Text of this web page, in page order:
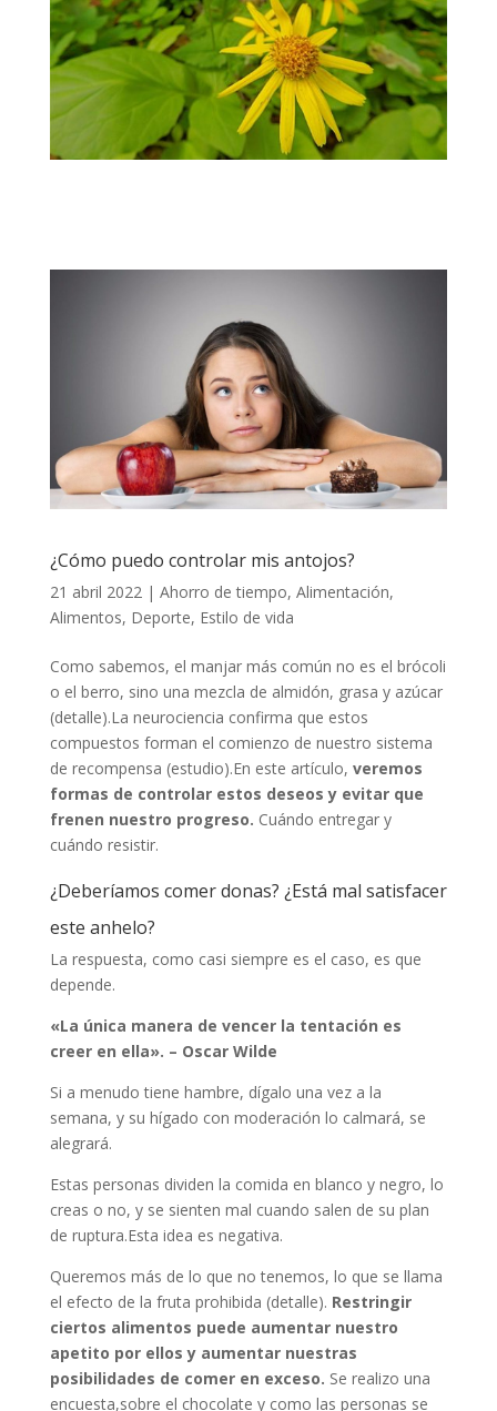
¿Cómo puedo controlar mis antojos?
21 abril 2022 | Ahorro de tiempo, Alimentación,
Alimentos, Deporte, Estilo de vida
Como sabemos, el manjar más común no es el brócoli
o el berro, sino una mezcla de almidón, grasa y azúcar
(detalle).La neurociencia confirma que estos
compuestos forman el comienzo de nuestro sistema
de recompensa (estudio).En este artículo, veremos
formas de controlar estos deseos y evitar que
frenen nuestro progreso. Cuándo entregar y
cuándo resistir.
¿Deberíamos comer donas? ¿Está mal satisfacer
este anhelo?
La respuesta, como casi siempre es el caso, es que
depende.
«La única manera de vencer la tentación es
creer en ella». – Oscar Wilde
Si a menudo tiene hambre, dígalo una vez a la
semana, y su hígado con moderación lo calmará, se
alegrará.
Estas personas dividen la comida en blanco y negro, lo
creas o no, y se sienten mal cuando salen de su plan
de ruptura.Esta idea es negativa.
Queremos más de lo que no tenemos, lo que se llama
el efecto de la fruta prohibida (detalle). Restringir
ciertos alimentos puede aumentar nuestro
apetito por ellos y aumentar nuestras
posibilidades de comer en exceso. Se realizo una
encuesta,sobre el chocolate y como las personas se